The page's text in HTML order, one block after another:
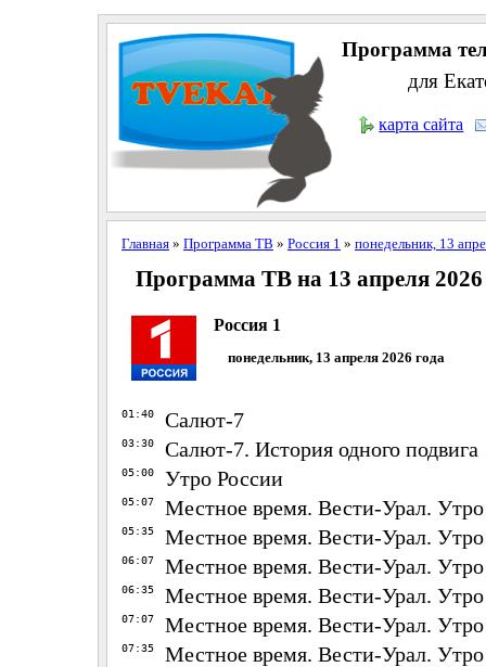
Программа
для
карта сайта
Главная» Программа ТВ » Россия 1 » понедельник, 13
Программа ТВ на 13 апреля 2026
Россия 1
понедельник, 13 апреля 2026 года
01:40 Салют-7
03:30 Салют-7. История одного подвига
05:00 Утро России
05:07 Местное время. Вести-Урал. Утро
05:35 Местное время. Вести-Урал. Утро
06:07 Местное время. Вести-Урал. Утро
06:35 Местное время. Вести-Урал. Утро
07:07 Местное время. Вести-Урал. Утро
07:35 Местное время. Вести-Урал. Утро